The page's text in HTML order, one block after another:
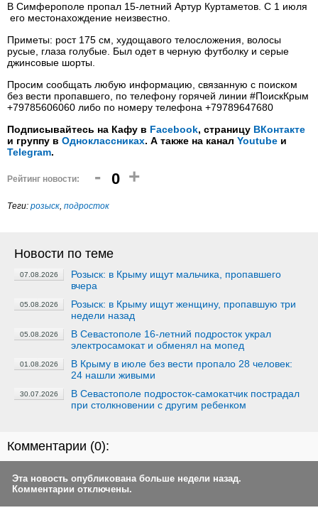
В Симферополе пропал 15-летний Артур Куртаметов. С 1 июля
его местонахождение неизвестно.
Приметы: рост 175 см, худощавого телосложения, волосы
русые, глаза голубые. Был одет в черную футболку и серые
джинсовые шорты.
Просим сообщать любую информацию, связанную с поиском
без вести пропавшего, по телефону горячей линии #ПоискКрым
+79785606060 либо по номеру телефона +79789647680
Подписывайтесь на Кафу в Facebook, страницу ВКонтакте
и группу в Одноклассниках. А также на канал Youtube и
Telegram.
Рейтинг новости: - 0 +
Теги: розыск, подросток
Новости по теме
07.08.2026
Розыск: в Крыму ищут мальчика, пропавшего
вчера
05.08.2026
Розыск: в Крыму ищут женщину, пропавшую три
недели назад
05.08.2026
В Севастополе 16-летний подросток украл
электросамокат и обменял на мопед
01.08.2026
В Крыму в июле без вести пропало 28 человек:
24 нашли живыми
30.07.2026
В Севастополе подросток-самокатчик пострадал
при столкновении с другим ребенком
Комментарии (0):
Эта новость опубликована больше недели назад.
Комментарии отключены.